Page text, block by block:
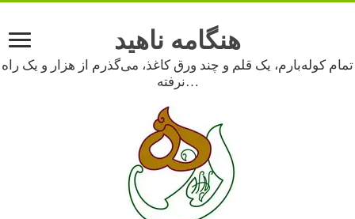
هنگامه ناهید
تمام کوله‌بارم، یک قلم و چند ورق کاغذ، می‌گذرم از هزار و یک راه
نرفته…